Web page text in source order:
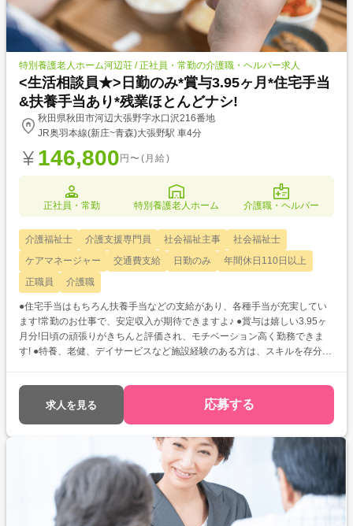
特別養護老人ホーム河辺荘 / 正社員・常勤の介護職・ヘルパー求人
<生活相談員★>日勤のみ*賞与3.95ヶ月*住宅手当
&扶養手当あり*残業ほとんどナシ!
秋田県秋田市河辺大張野字水口沢216番地
JR奥羽本線(新庄~青森)大張野駅 車4分
146,800 円〜(月給)
正社員・常勤 特別養護老人ホーム 介護職・ヘルパー
介護福祉士 介護支援専門員 社会福祉主事
社会福祉士
ケアマネージャー
交通費支給 日勤のみ
年間休日110日以上
正職員
介護職
●住宅手当はもちろん扶養手当などの支給があり、各種手当が充実してい
ます!常勤のお仕事で、安定収入が期待できますよ♪ ●賞与は嬉しい3.95ヶ
月分!日頃の頑張りがきちんと評価され、モチベーション高く勤務できま
す! ●特養、老健、デイサービスなど施設経験のある方は、スキルを存分に
求人を見る 応募する